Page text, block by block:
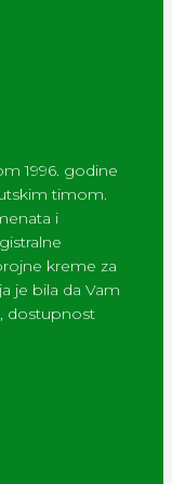
1996. godine
timom.
i
kreme za
je bila da Vam
dostupnost